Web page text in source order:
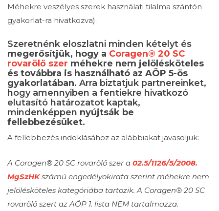
Méhekre veszélyes szerek használati tilalma szántón
gyakorlat-ra hivatkozva).
Szeretnénk eloszlatni minden kételyt és
megerősítjük, hogy a Coragen® 20 SC
rovarölő szer méhekre nem jelölésköteles
és továbbra is használható az AÖP 5-ös
gyakorlatában. Arra biztatjuk partnereinket,
hogy amennyiben a fentiekre hivatkozó
elutasító határozatot kaptak,
mindenképpen nyújtsák be
fellebbezésüket.
A fellebbezés indoklásához az alábbiakat javasoljuk:
A Coragen® 20 SC rovarölő szer a 02.5/1126/5/2008.
MgSzHKszámú engedélyokirata szerint méhekre nem
jelölésköteles kategóriába tartozik. A Coragen® 20 SC
rovarölő szert az AÖP 1. lista NEM tartalmazza.